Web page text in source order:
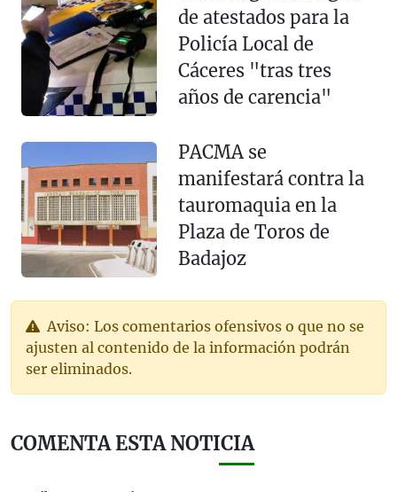
de atestados para la
Policía Local de
Cáceres "tras tres
años de carencia"
PACMA se
manifestará contra la
tauromaquia en la
Plaza de Toros de
Badajoz
Aviso: Los comentarios ofensivos o que no se
ajusten al contenido de la información podrán
ser eliminados.
COMENTA ESTA NOTICIA